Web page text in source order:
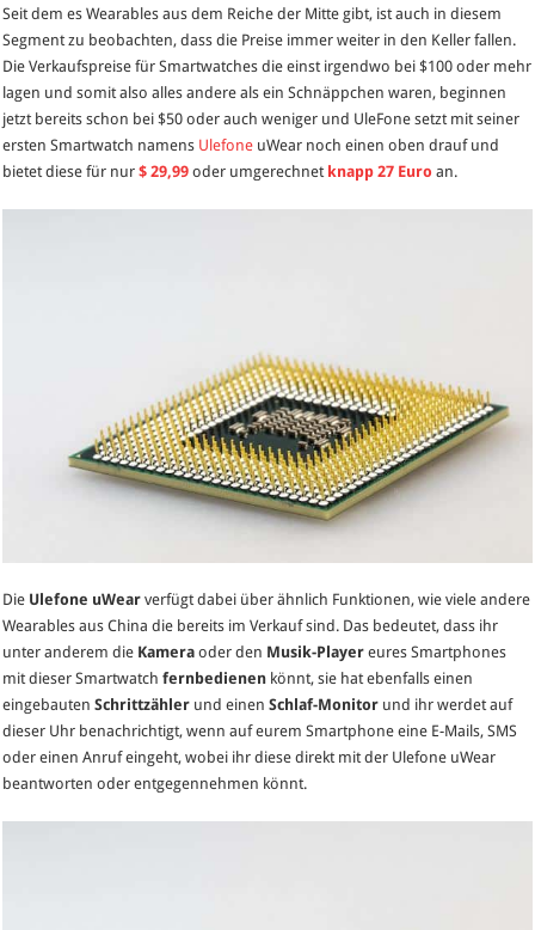
–
erste
Ulefone
Smartwatch
jetzt
für
nur
27
Seit dem es Wearables aus dem Reiche der Mitte gibt, ist auch in diesem
Segment zu beobachten, dass die Preise immer weiter in den Keller fallen.
Die Verkaufspreise für Smartwatches die einst irgendwo bei $100 oder mehr
lagen und somit also alles andere als ein Schnäppchen waren, beginnen
jetzt bereits schon bei $50 oder auch weniger und UleFone setzt mit seiner
ersten Smartwatch namens Ulefone uWear noch einen oben drauf und
bietet diese für nur$ 29,99 oder umgerechnet knapp 27 Euro an.
Die Ulefone uWear verfügt dabei über ähnlich Funktionen, wie viele andere
Wearables aus China die bereits im Verkauf sind. Das bedeutet, dass ihr
unter anderem die Kamera oder den Musik-Player eures Smartphones
mit dieser Smartwatchfernbedienen könnt, sie hat ebenfalls einen
eingebautenSchrittzähler und einenSchlaf-Monitor und ihr werdet auf
dieser Uhr benachrichtigt, wenn auf eurem Smartphone eine E-Mails, SMS
oder einen Anruf eingeht, wobei ihr diese direkt mit der Ulefone uWear
beantworten oder entgegennehmen könnt.